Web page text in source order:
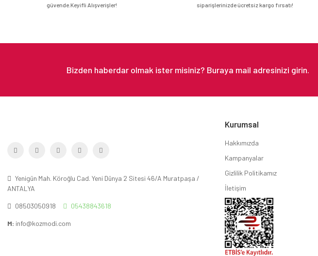
güvende.Keyifli Alışverişler!
siparişlerinizde ücretsiz kargo fırsatı!
Yenigün Mah. Köroğlu Cad. Yeni Dünya 2 Sitesi 46/A Muratpaşa /
ANTALYA
08503050918 05438843618
M: info@kozmodi.com
Kurumsal
Hakkımızda
Kampanyalar
Gizlilik Politikamız
İletişim